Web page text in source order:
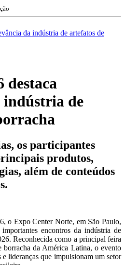
destaca
indústria de
os participantes
produtos,
além de conteúdos
o Expo Center Norte, em São Paulo,
encontros da indústria de
Reconhecida como a principal feira
borracha da América Latina, o evento
e lideranças que impulsionam um setor